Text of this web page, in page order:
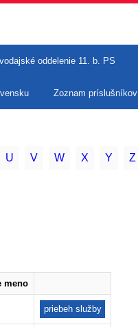
oddelenie 11. b. PS
Zoznam príslušníkov
U V W X Y Z
meno
priebeh služby